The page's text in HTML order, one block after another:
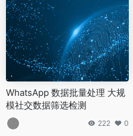
WhatsApp 数据批量处理 大规
模社交数据筛选检测
222 0